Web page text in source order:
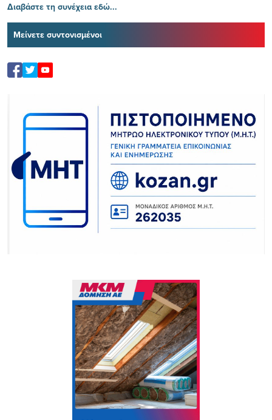
Διαβάστε τη συνέχεια εδώ...
Μείνετε συντονισμένοι